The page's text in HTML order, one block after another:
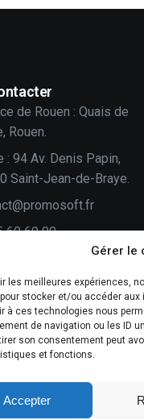
Gérer le
les meilleures expériences,
stocker et/ou accéder
à ces technologies nous
de navigation ou les ID
son consentement peut
et fonctions.
Accepter
de Rouen : Quais de
Rouen.
: 94 Av. Denis Papin,
Saint-Jean-de-Braye.
60 60 00
avis compte !
nous un avis.